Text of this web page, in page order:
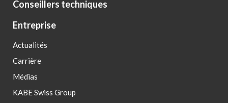
Conseillers techniques
Entreprise
Actualités
Carrière
Médias
KABE Swiss Group